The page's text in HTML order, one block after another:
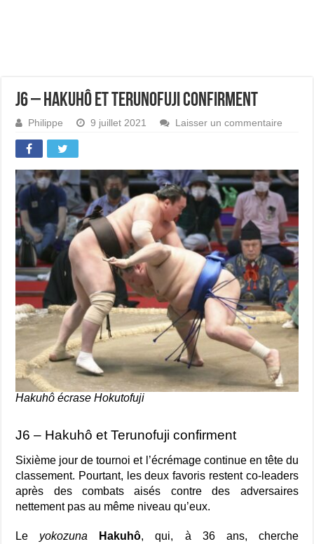
J6 – Hakuhô et Terunofuji confirment
Philippe 9 juillet 2021 Laisser un commentaire
Hakuhô écrase Hokutofuji
J6 – Hakuhô et Terunofuji confirment
Sixième jour de tournoi et l’écrémage continue en tête du
classement. Pourtant, les deux favoris restent co-leaders
après des combats aisés contre des adversaires
nettement pas au même niveau qu’eux.
Le yokozuna Hakuhô, qui, à 36 ans, cherche